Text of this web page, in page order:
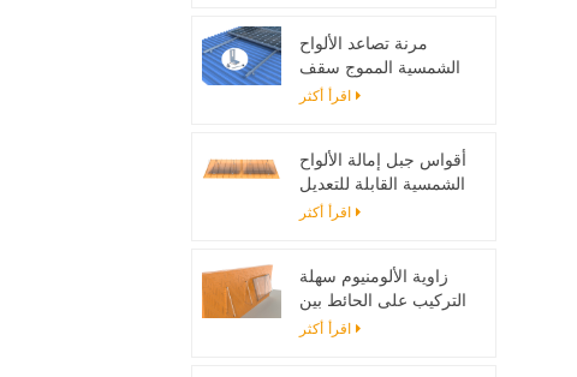
مرنة تصاعد الألواح
الشمسية المموج سقف
تصاعد بين قوسين
اقرأ أكثر
أقواس جبل إمالة الألواح
الشمسية القابلة للتعديل
مصممة لأنظمة الطاقة
اقرأ أكثر
زاوية الألومنيوم سهلة
التركيب على الحائط بين
قوسين للألواح الشمسية
اقرأ أكثر